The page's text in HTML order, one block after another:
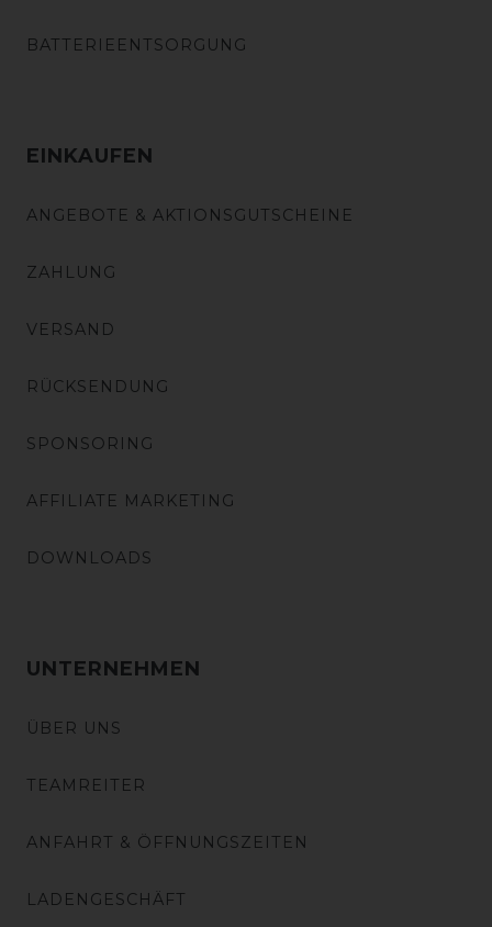
BATTERIEENTSORGUNG
EINKAUFEN
ANGEBOTE & AKTIONSGUTSCHEINE
ZAHLUNG
VERSAND
RÜCKSENDUNG
SPONSORING
AFFILIATE MARKETING
DOWNLOADS
UNTERNEHMEN
ÜBER UNS
TEAMREITER
ANFAHRT & ÖFFNUNGSZEITEN
LADENGESCHÄFT